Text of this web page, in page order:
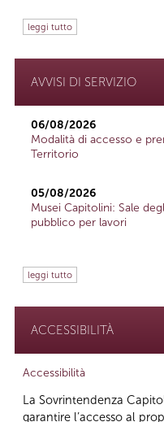
leggi tutto
AVVISI DI SERVIZIO
06/08/2026
Modalità di accesso e
Territorio
05/08/2026
Musei Capitolini: Sale
pubblico per lavori
leggi tutto
ACCESSIBILITÀ
Accessibilità
La Sovrintendenza
garantire l’accesso al